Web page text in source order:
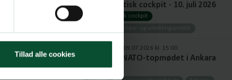
Tillad alle cookies
Europapolitisk cockpit - 10. juli 2026
Europapolitisk cockpit
Udenrigs-, europa- og udviklingspolitik
Opdateret: 09.07.2026 kl. 15:00
Notat om NATO-topmødet i Ankara
2026